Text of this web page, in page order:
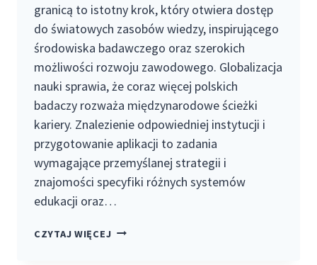
granicą to istotny krok, który otwiera dostęp
do światowych zasobów wiedzy, inspirującego
środowiska badawczego oraz szerokich
możliwości rozwoju zawodowego. Globalizacja
nauki sprawia, że coraz więcej polskich
badaczy rozważa międzynarodowe ścieżki
kariery. Znalezienie odpowiedniej instytucji i
przygotowanie aplikacji to zadania
wymagające przemyślanej strategii i
znajomości specyfiki różnych systemów
edukacji oraz…
CZYTAJ WIĘCEJKARIERA